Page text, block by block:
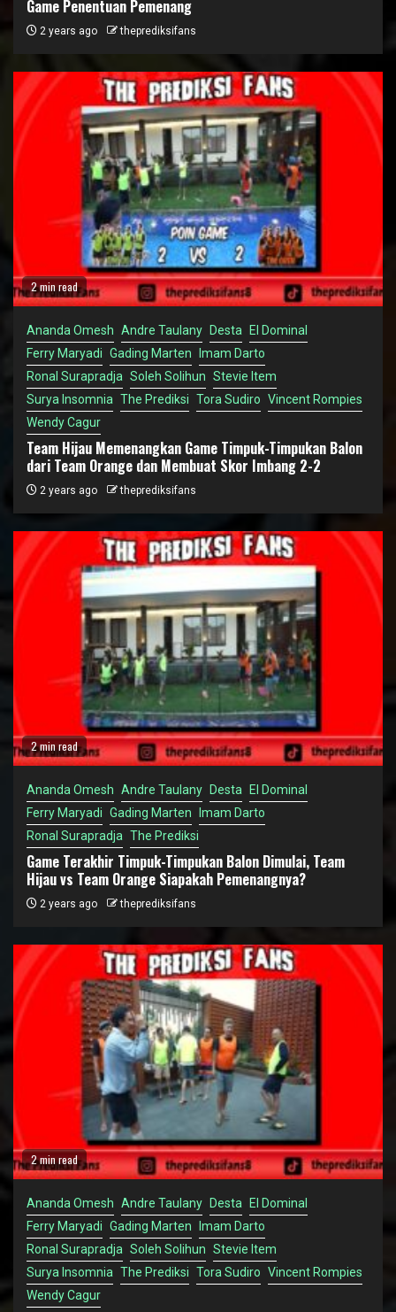
Game Penentuan Pemenang
2 years ago theprediksifans
2 min read
Ananda Omesh Andre Taulany Desta
El Dominal
Ferry Maryadi Gading Marten
Imam Darto
Ronal Surapradja Soleh Solihun Stevie Item
Surya Insomnia The Prediksi Tora Sudiro Vincent Rompies
Wendy Cagur
Team Hijau Memenangkan Game Timpuk-Timpukan Balon
dari Team Orange dan Membuat Skor Imbang 2-2
2 years ago theprediksifans
2 min read
Ananda Omesh Andre Taulany Desta
El Dominal
Ferry Maryadi Gading Marten
Imam Darto
Ronal Surapradja The Prediksi
Game Terakhir Timpuk-Timpukan Balon Dimulai, Team
Hijau vs Team Orange Siapakah Pemenangnya?
2 years ago theprediksifans
2 min read
Ananda Omesh Andre Taulany Desta
El Dominal
Ferry Maryadi Gading Marten
Imam Darto
Ronal Surapradja Soleh Solihun Stevie Item
Surya Insomnia The Prediksi Tora Sudiro Vincent Rompies
Wendy Cagur